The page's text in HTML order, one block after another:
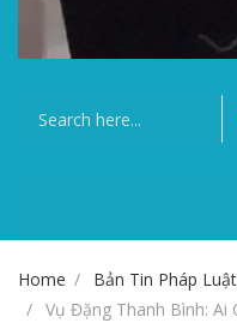
Home
Bản Tin Pháp
Vụ Đặng Thanh Bình: Ai